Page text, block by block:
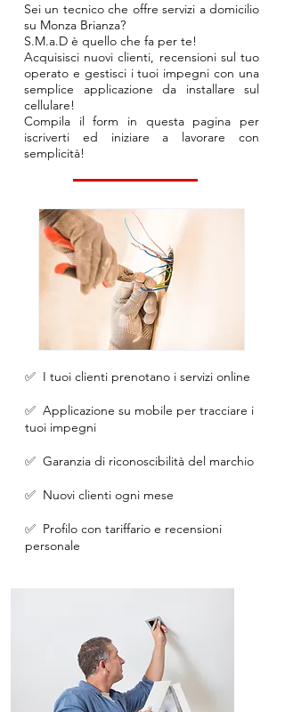
Sei un tecnico che offre servizi a domicilio
su Monza Brianza?
S.M.a.D è quello che fa per te!
Acquisisci nuovi clienti, recensioni sul tuo
operato e gestisci i tuoi impegni con una
semplice applicazione da installare sul
cellulare!
Compila il form in questa pagina per
iscriverti ed iniziare a lavorare con
semplicità!
✅ I tuoi clienti prenotano i servizi online
✅ Applicazione su mobile per tracciare i
tuoi impegni
✅ Garanzia di riconoscibilità del marchio
✅ Nuovi clienti ogni mese
✅ Profilo con tariffario e recensioni
personale